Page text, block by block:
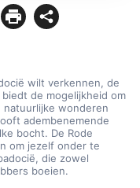
de mogelijkheid om
wonderen
adembenemende
bocht. De Rode
om jezelf onder te
die zowel
boeien.